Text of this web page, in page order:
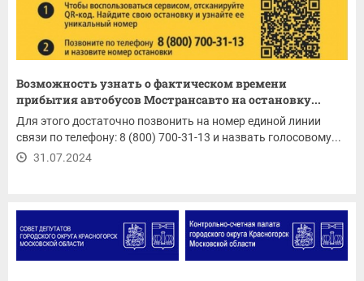
Возможность узнать о фактическом времени
прибытия автобусов Мострансавто на остановку...
Для этого достаточно позвонить на номер единой линии
связи по телефону: 8 (800) 700-31-13 и назвать голосовому...
31.07.2024